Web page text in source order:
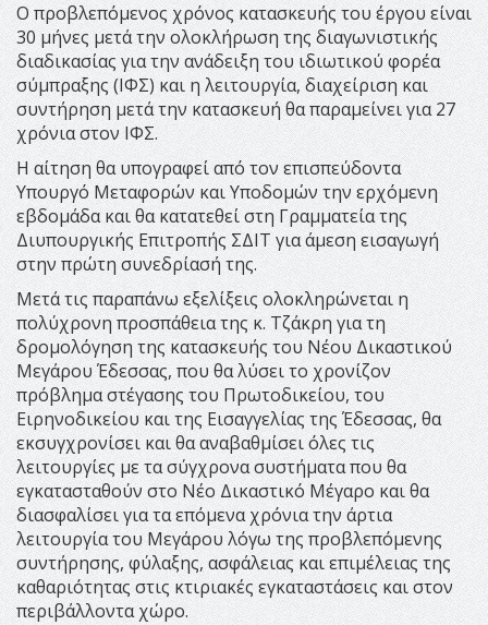
Ο προβλεπόμενος χρόνος κατασκευής του έργου είναι
30 μήνες μετά την ολοκλήρωση της διαγωνιστικής
διαδικασίας για την ανάδειξη του ιδιωτικού φορέα
σύμπραξης (ΙΦΣ) και η λειτουργία, διαχείριση και
συντήρηση μετά την κατασκευή θα παραμείνει για 27
χρόνια στον ΙΦΣ.
Η αίτηση θα υπογραφεί από τον επισπεύδοντα
Υπουργό Μεταφορών και Υποδομών την ερχόμενη
εβδομάδα και θα κατατεθεί στη Γραμματεία της
Διυπουργικής Επιτροπής ΣΔΙΤ για άμεση εισαγωγή
στην πρώτη συνεδρίασή της.
Μετά τις παραπάνω εξελίξεις ολοκληρώνεται η
πολύχρονη προσπάθεια της κ. Τζάκρη για τη
δρομολόγηση της κατασκευής του Νέου Δικαστικού
Μεγάρου Έδεσσας, που θα λύσει το χρονίζον
πρόβλημα στέγασης του Πρωτοδικείου, του
Ειρηνοδικείου και της Εισαγγελίας της Έδεσσας, θα
εκσυγχρονίσει και θα αναβαθμίσει όλες τις
λειτουργίες με τα σύγχρονα συστήματα που θα
εγκατασταθούν στο Νέο Δικαστικό Μέγαρο και θα
διασφαλίσει για τα επόμενα χρόνια την άρτια
λειτουργία του Μεγάρου λόγω της προβλεπόμενης
συντήρησης, φύλαξης, ασφάλειας και επιμέλειας της
καθαριότητας στις κτιριακές εγκαταστάσεις και στον
περιβάλλοντα χώρο.